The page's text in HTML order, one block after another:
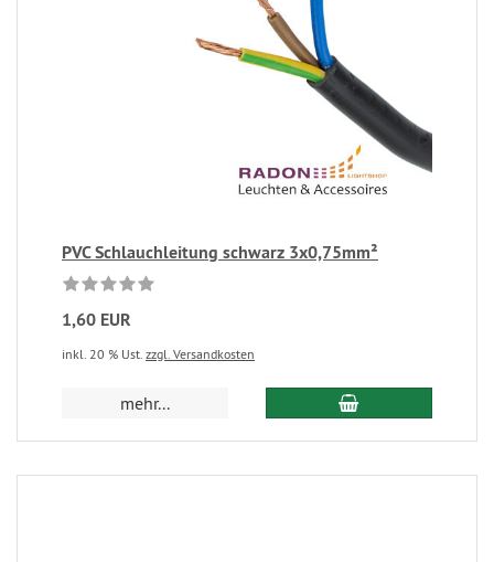
PVC Schlauchleitung schwarz 3x0,75mm²
1,60 EUR
inkl. 20 % Ust. zzgl. Versandkosten
mehr...